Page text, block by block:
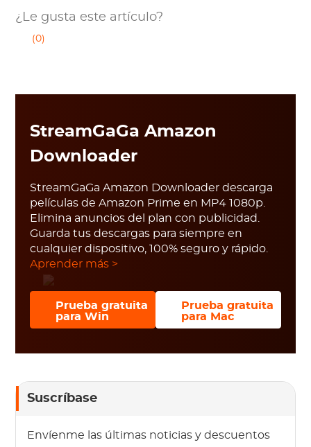
¿Le gusta este artículo?
(0)
StreamGaGa Amazon
Downloader
StreamGaGa Amazon Downloader descarga
películas de Amazon Prime en MP4 1080p.
Elimina anuncios del plan con publicidad.
Guarda tus descargas para siempre en
cualquier dispositivo, 100% seguro y rápido.
Aprender más >
Prueba gratuita
para Win
Prueba gratuita
para Mac
Suscríbase
Envíenme las últimas noticias y descuentos